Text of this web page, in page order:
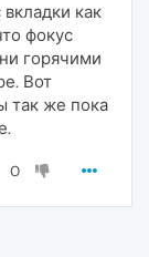
как
фокус
горячими
Вот
так же пока
0